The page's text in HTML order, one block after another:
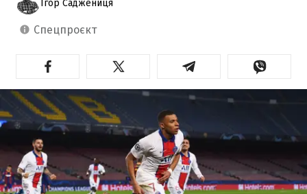
Ігор Саджениця
спецпроєкт